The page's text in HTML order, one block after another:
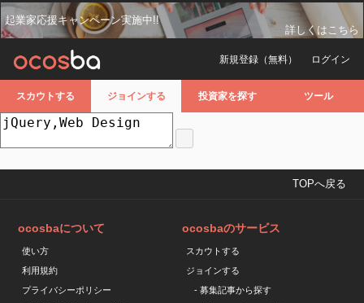
起業家応援キャンペーン実施中!!
詳しくはこちら
ログイン
新規登録（無料）
スカウトする ジョインする 投資家を探す ツール
TOPへ戻る
ocosbaについて
使い方
利用規約
プライバシーポリシー
ocosbaのサービス
スカウトする
ジョインする
- 募集記事から探す